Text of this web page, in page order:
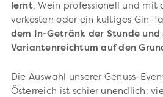
lernt, Wein professionell und mit
verkosten oder ein kultiges Gin-
dem In-Getränk der Stunde und
Variantenreichtum auf den
Die Auswahl unserer Genuss-
Österreich ist schier unendlich: